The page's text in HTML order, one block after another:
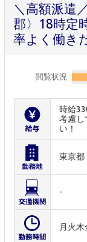
＼高額派遣
郡〉18時定
率よく働き
閲覧状況
時給
考慮し
い！
東京都
-
月火